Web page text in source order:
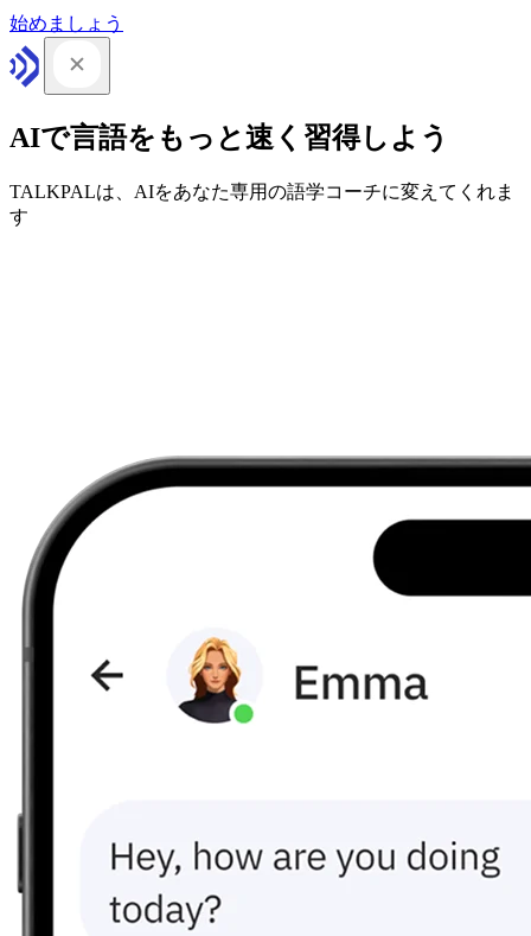
始めましょう
AIで言語をもっと速く習得しよう
TALKPALは、AIをあなた専用の語学コーチに変えてくれま
す